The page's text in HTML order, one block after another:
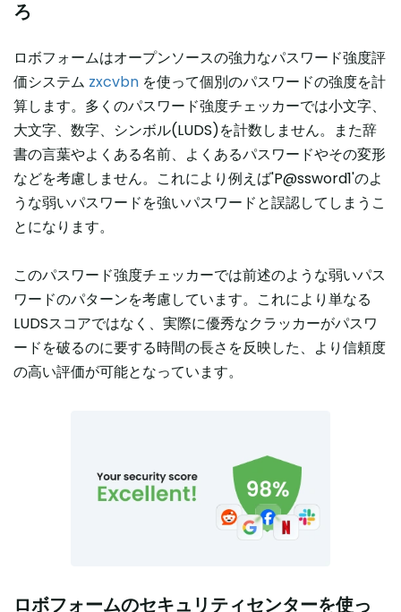
ろ
ロボフォームはオープンソースの強力なパスワード強度評
価システム zxcvbn を使って個別のパスワードの強度を計
算します。多くのパスワード強度チェッカーでは小文字、
大文字、数字、シンボル(LUDS)を計数しません。また辞
書の言葉やよくある名前、よくあるパスワードやその変形
などを考慮しません。これにより例えば'P@ssword1'のよ
うな弱いパスワードを強いパスワードと誤認してしまうこ
とになります。
このパスワード強度チェッカーでは前述のような弱いパス
ワードのパターンを考慮しています。これにより単なる
LUDSスコアではなく、実際に優秀なクラッカーがパスワ
ードを破るのに要する時間の長さを反映した、より信頼度
の高い評価が可能となっています。
ロボフォームのセキュリティセンターを使っ